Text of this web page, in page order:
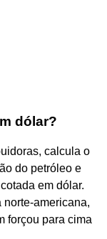
dólar?
calcula o
do petróleo e
em dólar.
norte-americana,
forçou para cima